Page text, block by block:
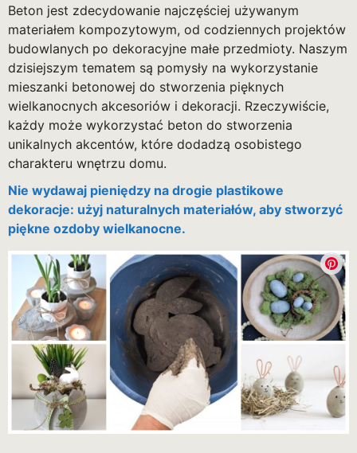
Beton jest zdecydowanie najczęściej używanym
materiałem kompozytowym, od codziennych projektów
budowlanych po dekoracyjne małe przedmioty. Naszym
dzisiejszym tematem są pomysły na wykorzystanie
mieszanki betonowej do stworzenia pięknych
wielkanocnych akcesoriów i dekoracji. Rzeczywiście,
każdy może wykorzystać beton do stworzenia
unikalnych akcentów, które dodadzą osobistego
charakteru wnętrzu domu.
Nie wydawaj pieniędzy na drogie plastikowe
dekoracje: użyj naturalnych materiałów, aby stworzyć
piękne ozdoby wielkanocne.